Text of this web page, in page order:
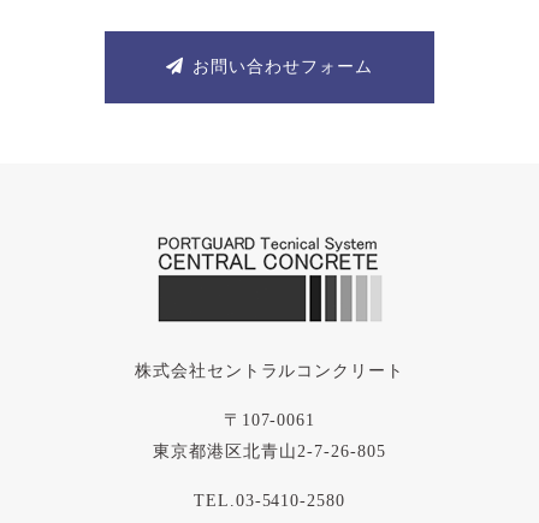
お問い合わせフォーム
株式会社セントラルコンクリート
〒107-0061
東京都港区北青山2-7-26-805
TEL.03-5410-2580